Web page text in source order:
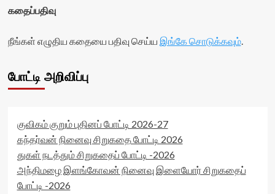
கதைப்பதிவு
நீங்கள் எழுதிய கதையை பதிவு செய்ய இங்கே சொடுக்கவும்.
போட்டி அறிவிப்பு
குவிகம் குறும் புதினப் போட்டி 2026-27
கந்தர்வன் நினைவு சிறுகதை போட்டி 2026
துகள் நடத்தும் சிறுகதைப் போட்டி -2026
அந்திமழை இளங்கோவன் நினைவு இளையோர் சிறுகதைப்
போட்டி -2026